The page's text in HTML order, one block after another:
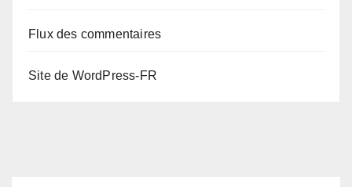
Flux des commentaires
Site de WordPress-FR